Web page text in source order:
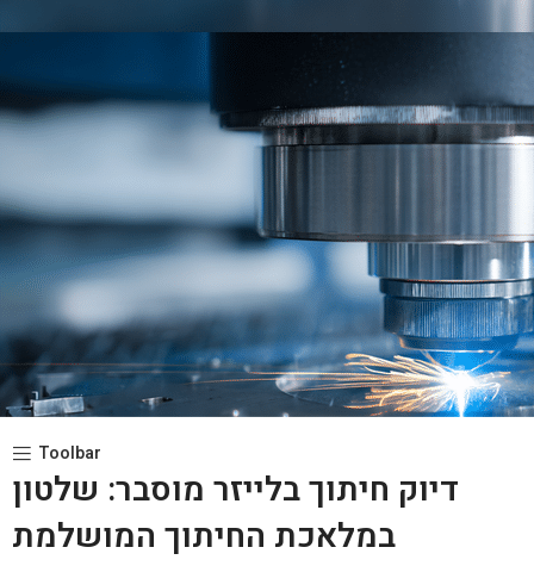
Toolbar
דיוק חיתוך בלייזר מוסבר: שלטון
במלאכת החיתוך המושלמת